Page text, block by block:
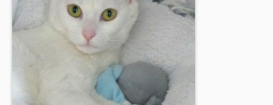
NOUS AIDER
CONTACT
BOUTIQUE